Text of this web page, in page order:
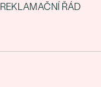
REKLAMAČNÍ ŘÁD